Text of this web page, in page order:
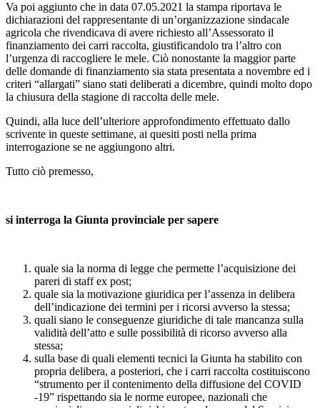
Va poi aggiunto che in data 07.05.2021 la stampa riportava le
dichiarazioni del rappresentante di un’organizzazione sindacale
agricola che rivendicava di avere richiesto all’Assessorato il
finanziamento dei carri raccolta, giustificandolo tra l’altro con
l’urgenza di raccogliere le mele. Ciò nonostante la maggior parte
delle domande di finanziamento sia stata presentata a novembre ed i
criteri “allargati” siano stati deliberati a dicembre, quindi molto dopo
la chiusura della stagione di raccolta delle mele.
Quindi, alla luce dell’ulteriore approfondimento effettuato dallo
scrivente in queste settimane, ai quesiti posti nella prima
interrogazione se ne aggiungono altri.
Tutto ciò premesso,
si interroga la Giunta provinciale per sapere
quale sia la norma di legge che permette l’acquisizione dei
pareri di staff ex post;
quale sia la motivazione giuridica per l’assenza in delibera
dell’indicazione dei termini per i ricorsi avverso la stessa;
quali siano le conseguenze giuridiche di tale mancanza sulla
validità dell’atto e sulle possibilità di ricorso avverso alla
stessa;
sulla base di quali elementi tecnici la Giunta ha stabilito con
propria delibera, a posteriori, che i carri raccolta costituiscono
“strumento per il contenimento della diffusione del COVID
-19” rispettando sia le norme europee, nazionali che